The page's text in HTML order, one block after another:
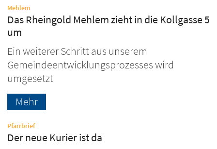
Mehlem
Das Rheingold Mehlem zieht in die Kollgasse 5
um
Ein weiterer Schritt aus unserem
Gemeindeentwicklungsprozesses wird
umgesetzt
Mehr
Pfarrbrief:
Der neue Kurier ist da